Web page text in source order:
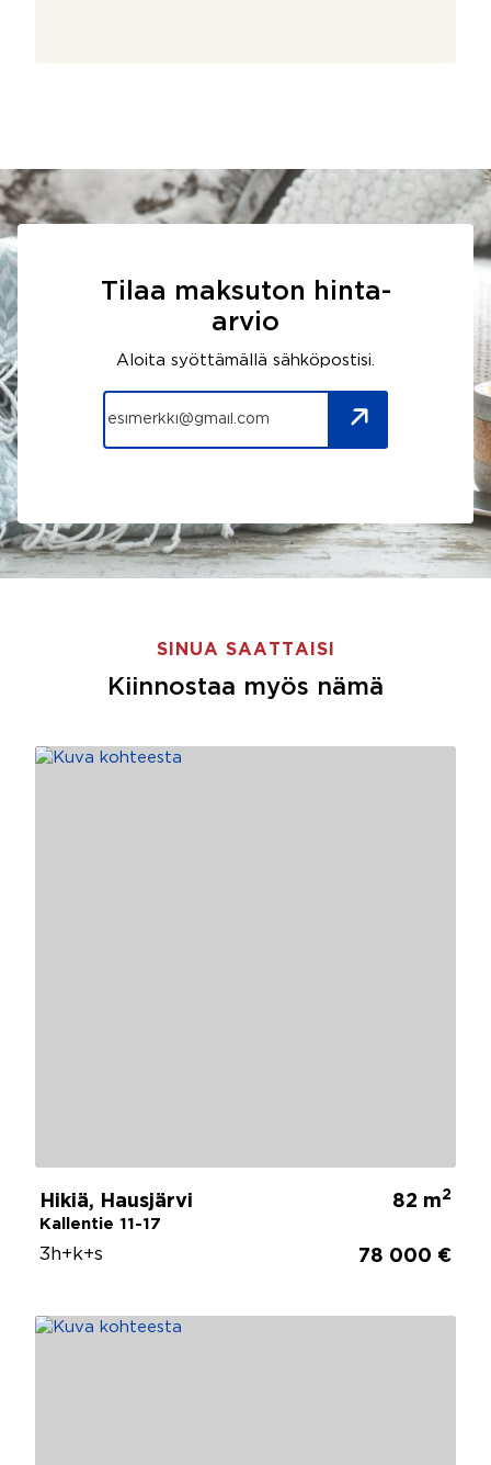
Tilaa maksuton hinta-
arvio
Aloita syöttämällä sähköpostisi.
SINUA SAATTAISI
Kiinnostaa myös nämä
Hikiä, Hausjärvi
Kallentie 11-17
82 m2
3h+k+s 78 000 €